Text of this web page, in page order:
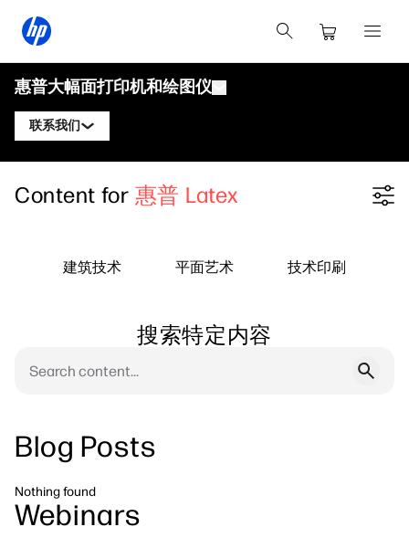
惠普大幅面打印机和绘图仪
联系我们
联系惠普DesignJet专家
联系惠普Latex专家
linkedInfacebook
twitteryoutube
惠普DesignJet技术绘图仪
惠普PageWide XL打印机
解决方案与服务
惠普PrintOS生产中心
网络研讨会
工作流程解决方案
Content for 惠普 Latex
Filter category
建筑技术 平面艺术 技术印刷
搜索特定内容
Blog Posts
Nothing found
Webinars